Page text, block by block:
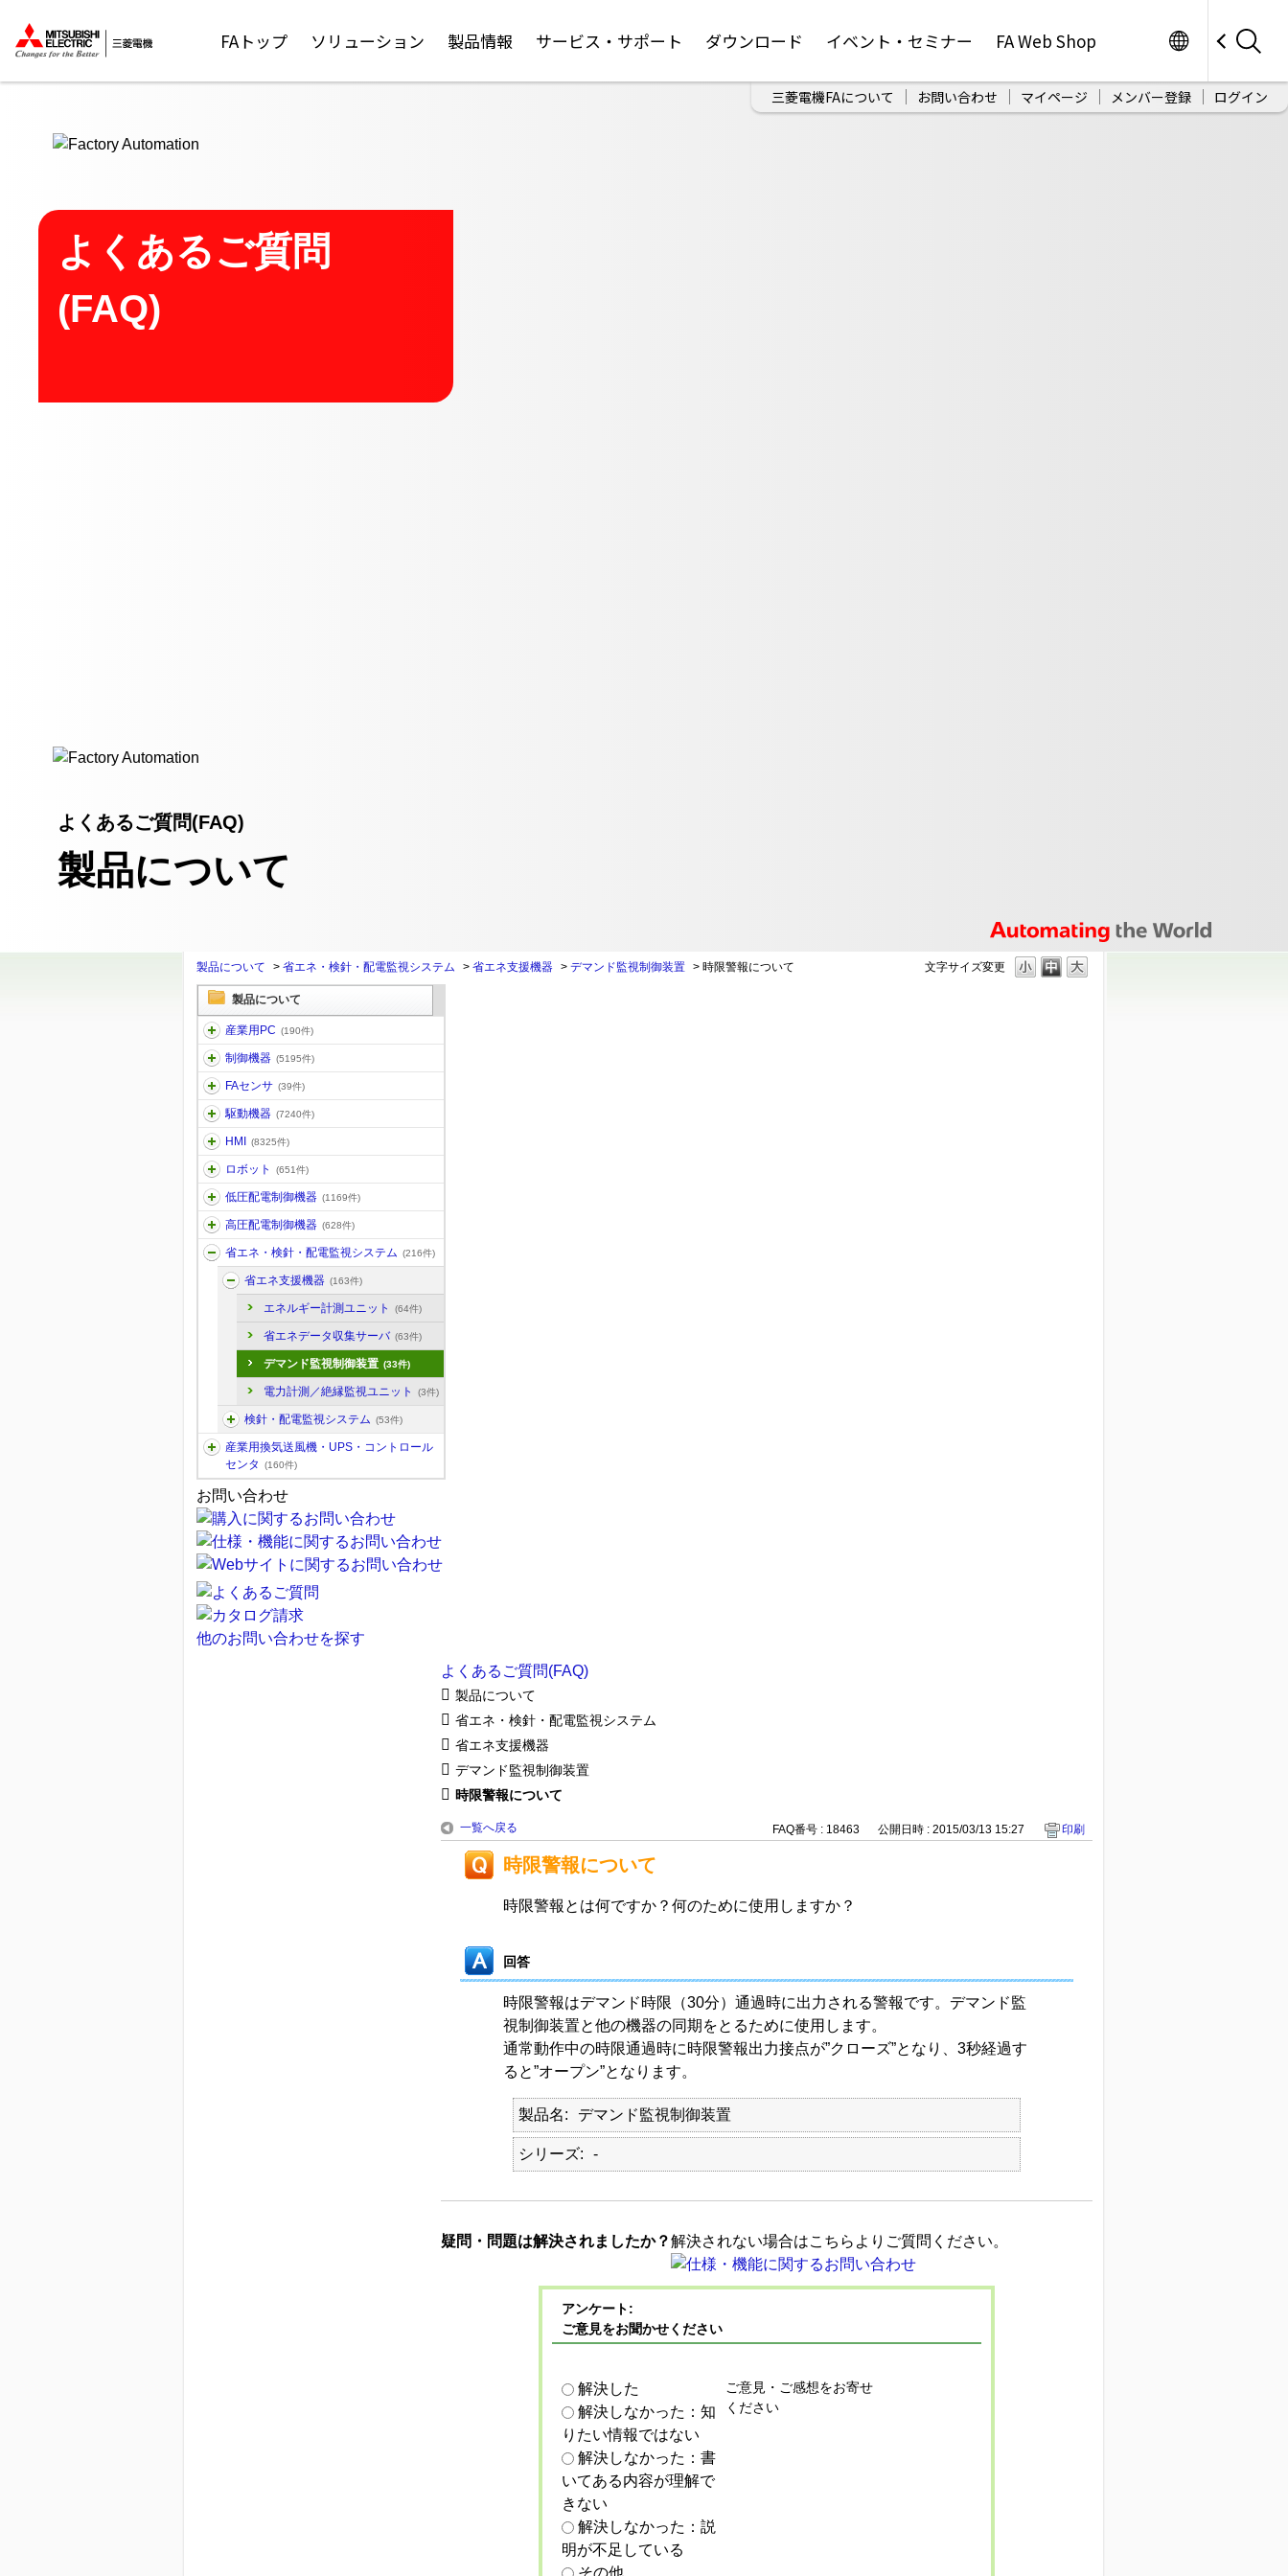
FAトップ ソリューション 製品情報 サービス・サポート ダウンロード イベント・セミナー FA Web Shop
三菱電機FAについて お問い合わせ マイページ メンバー登録 ログイン
よくあるご質問
(FAQ)
よくあるご質問(FAQ)
製品について
文字サイズ変更
製品について > 省エネ・検針・配電監視システム > 省エネ支援機器 > デマンド監視制御装置 > 時限警報について
製品について
産業用PC (190件)
制御機器 (5195件)
FAセンサ (39件)
駆動機器 (7240件)
HMI (8325件)
ロボット (651件)
低圧配電制御機器 (1169件)
高圧配電制御機器 (628件)
省エネ・検針・配電監視システム (216件)
省エネ支援機器 (163件)
エネルギー計測ユニット (64件)
省エネデータ収集サーバ (63件)
デマンド監視制御装置 (33件)
電力計測／絶縁監視ユニット (3件)
検針・配電監視システム (53件)
産業用換気送風機・UPS・コントロール
センタ
(160件)
お問い合わせ
他のお問い合わせを探す
よくあるご質問(FAQ)
製品について
省エネ・検針・配電監視システム
省エネ支援機器
デマンド監視制御装置
時限警報について
一覧へ戻る FAQ番号 : 18463 公開日時 : 2015/03/13 15:27 印刷
時限警報について
時限警報とは何ですか？何のために使用しますか？
回答
時限警報はデマンド時限（30分）通過時に出力される警報です。デマンド監
視制御装置と他の機器の同期をとるために使用します。
通常動作中の時限通過時に時限警報出力接点が”クローズ”となり、3秒経過す
ると”オープン”となります。
製品名 デマンド監視制御装置
シリーズ -
疑問・問題は解決されましたか？解決されない場合はこちらよりご質問ください。
アンケート:
ご意見をお聞かせください
解決した
解決しなかった：知
りたい情報ではない
解決しなかった：書
いてある内容が理解で
きない
解決しなかった：説
明が不足している
その他
ご意見・ご感想をお寄せ
ください